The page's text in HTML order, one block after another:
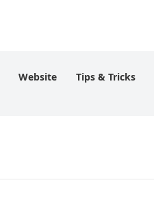
Website Tips & Tricks